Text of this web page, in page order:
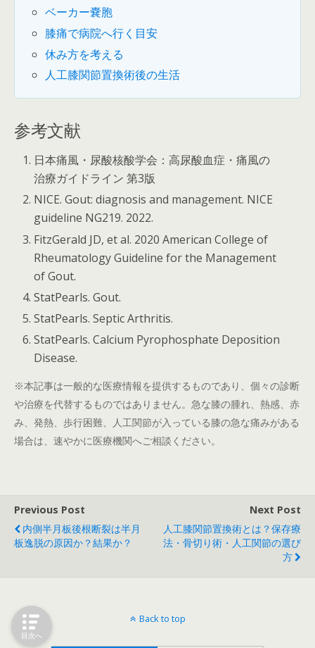
ベーカー嚢胞
膝痛で病院へ行く目安
休み方を考える
人工膝関節置換術後の生活
参考文献
日本痛風・尿酸核酸学会：高尿酸血症・痛風の
治療ガイドライン 第3版
NICE. Gout: diagnosis and management. NICE
guideline NG219. 2022.
FitzGerald JD, et al. 2020 American College of
Rheumatology Guideline for the Management
of Gout.
StatPearls. Gout.
StatPearls. Septic Arthritis.
StatPearls. Calcium Pyrophosphate Deposition
Disease.
※本記事は一般的な医療情報を提供するものであり、個々の診断
や治療を代替するものではありません。急な膝の腫れ、熱感、赤
み、発熱、歩行困難、人工関節が入っている膝の急な痛みがある
場合は、速やかに医療機関へご相談ください。
Previous Post
内側半月板後根断裂は半月
板逸脱の原因か？結果か？
Next Post
人工膝関節置換術とは？保存療
法・骨切り術・人工関節の選び
方
Back to top
目次へ